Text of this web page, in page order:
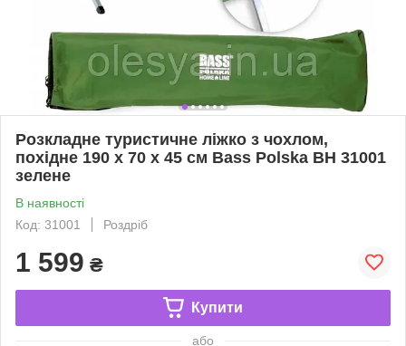
Розкладне туристичне ліжко з чохлом,
похідне 190 х 70 х 45 см Bass Polska BH 31001
зелене
В наявності
Код: 31001
Роздріб
1 599 ₴
Купити
або